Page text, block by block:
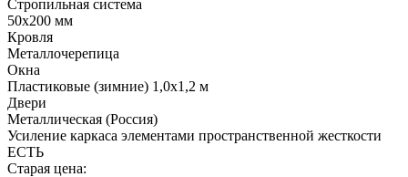
Стропильная система
50х200 мм
Кровля
Металлочерепица
Окна
Пластиковые (зимние) 1,0х1,2 м
Двери
Металлическая (Россия)
Усиление каркаса элементами пространственной жесткости
ЕСТЬ
Старая цена: